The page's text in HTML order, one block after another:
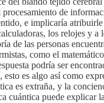
de
e implicaría
los relojes y
de las personas
como el matemático
podría ser
esto es algo así como
es extraña, y la
cuántica puede explicar